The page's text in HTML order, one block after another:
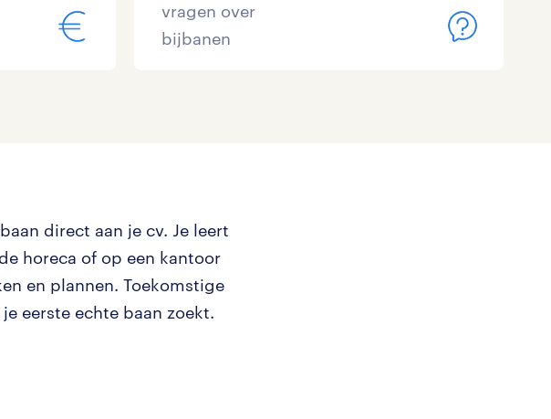
vragen over
bijbanen
direct aan je cv. Je leert
horeca of op een kantoor
en plannen. Toekomstige
eerste echte baan zoekt.